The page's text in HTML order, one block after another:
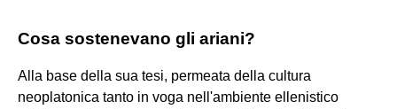
Cosa sostenevano gli ariani?
Alla base della sua tesi, permeata della cultura
neoplatonica tanto in voga nell'ambiente ellenistico